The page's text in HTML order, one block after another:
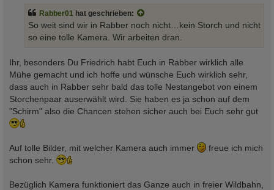
Rabber01 hat geschrieben:
So weit sind wir in Rabber noch nicht…kein Storch und nicht
so eine tolle Kamera. Wir arbeiten dran.
Ihr, besonders Du Friedrich habt Euch in Rabber wirklich alle
Mühe gemacht und ich hoffe und wünsche Euch wirklich sehr,
dass auch in Rabber sehr bald das tolle Nestangebot von einem
Storchenpaar auserwählt wird. Sie haben es ja schon auf dem
"Schirm" also die Chancen stehen sicher auch bei Euch sehr gut
Auf tolle Bilder, mit welcher Kamera auch immer
freue ich mich
schon sehr.
Bezüglich Kamera funktioniert das Ganze auch in freier Wildbahn,